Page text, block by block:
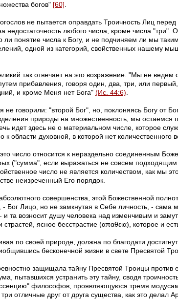
богов" [60]
не пытается оправдать Троичность Лиц
недостаточность любого числа, кроме числа "три".
ли понятие числа к Богу, и не подчиняем ли мы
одной из категорий, свойственных нашему
так отвечает на это возражение: "Мы не ведем
прибавления, говоря один, два, три, или
и кроме Меня нет Бога" (Ис. 44:6)
не говорили: "второй Бог", но, поклоняясь Богу от
природы на множественность, мы остаемся
идет здесь не о материальном числе, которое
области духовной, в которой нет количественного
это число относится к нераздельно соединенным
("сумма", если выражаться не совсем подходящим
число не является количеством, как мы
неизреченный Его порядок.
совершенства, этой Божественной
- Бог Лицо, но не замкнутая в Себе личность, - сама
и та возносит душу человека над изменчивым и
страстей, ясное бесстрастие (απαθεια), которое и
по своей природе, должна по благодати
бесконечной жизни в свете Пресвятой
защищала тайну Пресвятой Троицы против
пытавшихся устранить эту тайну, сводя
философов, проявляющуюся тремя
отличные друг от друга существа, как это делал